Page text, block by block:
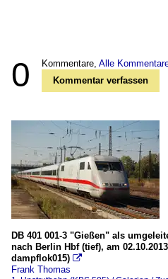
0 Kommentare, Alle
Kommentar verfassen
DB 401 001-3 "Gießen" als
nach Berlin Hbf (tief), am
dampflok015) 
Frank Thomas